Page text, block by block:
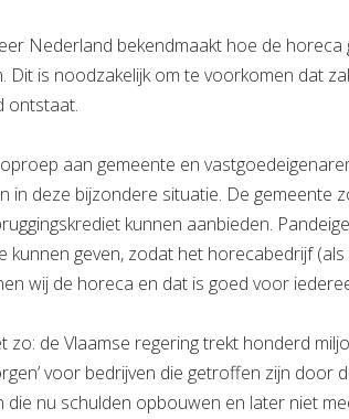
Nederland bekendmaakt hoe de
Dit is noodzakelijk om te voorkomen dat
ontstaat.
aan gemeente en
in deze bijzondere situatie. De gemeente
kunnen aanbieden.
kunnen geven, zodat het horecabedrijf
wij de horeca en dat is goed voor
zo: de Vlaamse regering trekt honderd
voor bedrijven die getroffen zijn door
die nu schulden opbouwen en later niet